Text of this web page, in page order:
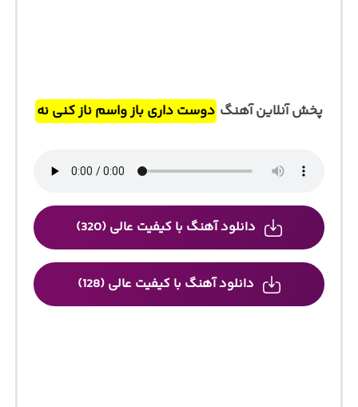
پخش آنلاین آهنگ دوست داری باز واسم ناز کنی نه
دانلود آهنگ با کیفیت عالی (320)
دانلود آهنگ با کیفیت عالی (128)